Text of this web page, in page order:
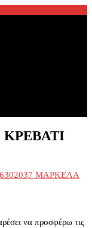
να προσφέρω τις